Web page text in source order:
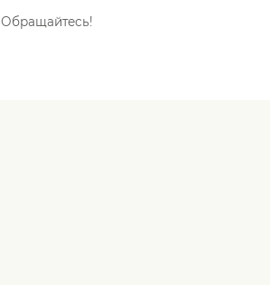
Обращайтесь!